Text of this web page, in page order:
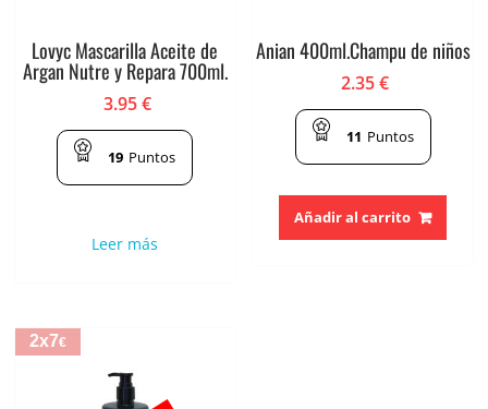
Lovyc Mascarilla Aceite de
Argan Nutre y Repara 700ml.
3.95€
19 Puntos
Leer más
Anian 400ml.Champu de niños
2.35€
11 Puntos
Añadir al carrito
2x7€